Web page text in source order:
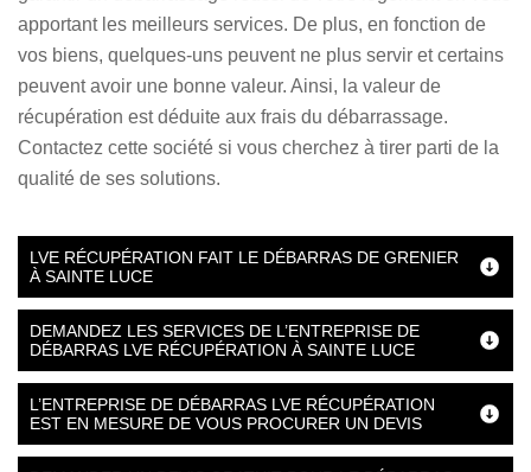
apportant les meilleurs services. De plus, en fonction de
vos biens, quelques-uns peuvent ne plus servir et certains
peuvent avoir une bonne valeur. Ainsi, la valeur de
récupération est déduite aux frais du débarrassage.
Contactez cette société si vous cherchez à tirer parti de la
qualité de ses solutions.
LVE RÉCUPÉRATION FAIT LE DÉBARRAS DE GRENIER
À SAINTE LUCE
DEMANDEZ LES SERVICES DE L’ENTREPRISE DE
DÉBARRAS LVE RÉCUPÉRATION À SAINTE LUCE
L’ENTREPRISE DE DÉBARRAS LVE RÉCUPÉRATION
EST EN MESURE DE VOUS PROCURER UN DEVIS